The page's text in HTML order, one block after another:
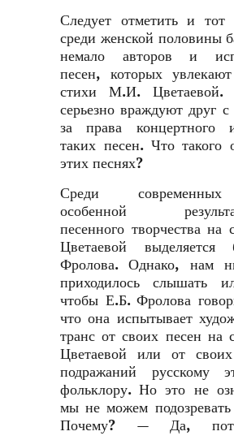
Следует отметить и тот
среди женской половины
немало авторов и
песен, которых
стихи М.И.
серьезно враждуют друг
за права концертного
таких песен. Что такого
этих песнях?
Среди
особенной
песенного творчества
Цветаевой
Фролова. Однако, нам
приходилось слышать
чтобы Е.Б. Фролова
что она испытывает
транс от своих песен
Цветаевой или от
подражаний русскому
фольклору. Но это не
мы не можем
Почему? — Да,